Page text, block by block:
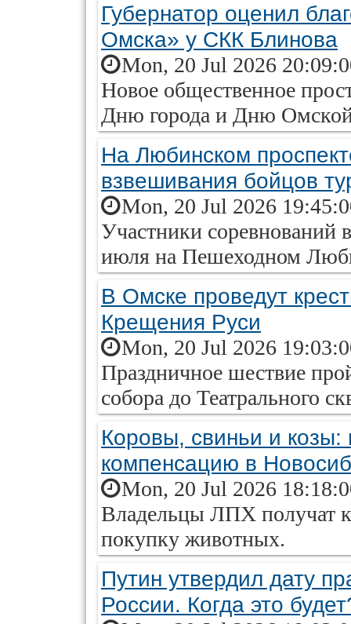
Губернатор оценил
Омска» у СКК Блинова
Mon, 20 Jul 2026
Новое общественное
Дню города и Дню Омской
На Любинском
взвешивания бойцов
Mon, 20 Jul 2026
Участники соревнований
июля на Пешеходном
В Омске проведут
Крещения Руси
Mon, 20 Jul 2026
Праздничное шествие
собора до Театрального
Коровы, свиньи и козы:
компенсацию в
Mon, 20 Jul 2026
Владельцы ЛПХ получат
покупку животных.
Путин утвердил дату
России. Когда это